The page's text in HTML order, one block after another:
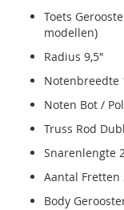
Toets
modellen)
Radius 9,5″
Notenbreedte
Noten Bot /
Truss Rod
Snarenlengte
Aantal Fretten
Body